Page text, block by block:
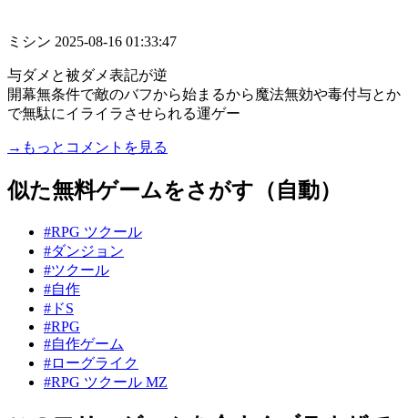
ミシン 2025-08-16 01:33:47
与ダメと被ダメ表記が逆
開幕無条件で敵のバフから始まるから魔法無効や毒付与とか
で無駄にイライラさせられる運ゲー
→もっとコメントを見る
似た無料ゲームをさがす（自動）
#RPG ツクール
#ダンジョン
#ツクール
#自作
#ドS
#RPG
#自作ゲーム
#ローグライク
#RPG ツクール MZ